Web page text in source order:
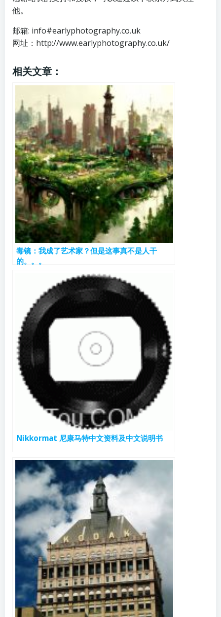
他。
邮箱: info#earlyphotography.co.uk
网址：http://www.earlyphotography.co.uk/
相关文章：
毒镜：我成了艺术家？但是这事真不是人干
的。。。
Nikkormat 尼康马特中文资料及中文说明书